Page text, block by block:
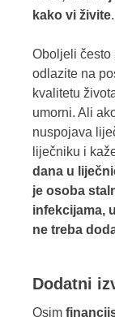
kako vi živite.
Oboljeli često
odlazite na
kvalitetu
umorni. Ali
nuspojava
liječniku i
dana u
je osoba
infekcijama,
ne treba
Dodatni
Osim